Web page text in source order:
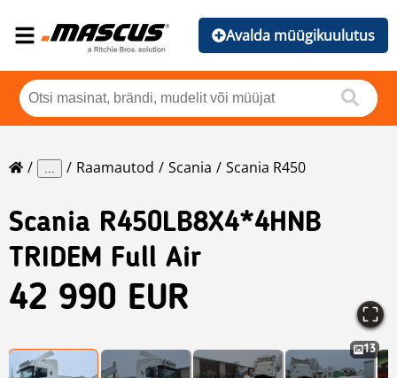
Avalda müügikuulutus
... Raamautod Scania Scania R450
Scania R450LB8X4*4HNB
TRIDEM Full Air
42 990 EUR
13